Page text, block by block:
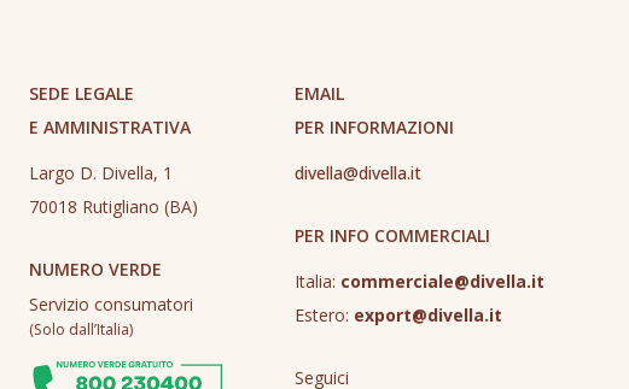
SEDE LEGALE
E AMMINISTRATIVA
Largo D. Divella, 1
70018 Rutigliano (BA)
NUMERO VERDE
Servizio consumatori
(Solo dall’Italia)
EMAIL
PER INFORMAZIONI
divella@divella.it
PER INFO COMMERCIALI
Italia: commerciale@divella.it
Estero: export@divella.it
Seguici